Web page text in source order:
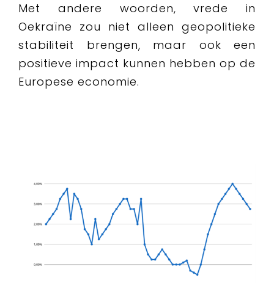
Met andere woorden, vrede in
Oekraïne zou niet alleen geopolitieke
stabiliteit brengen, maar ook een
positieve impact kunnen hebben op de
Europese economie.